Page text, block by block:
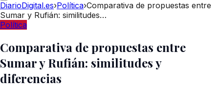
DiarioDigital.es›Política›Comparativa de propuestas entre
Sumar y Rufián: similitudes…
Política
Comparativa de propuestas entre
Sumar y Rufián: similitudes y
diferencias